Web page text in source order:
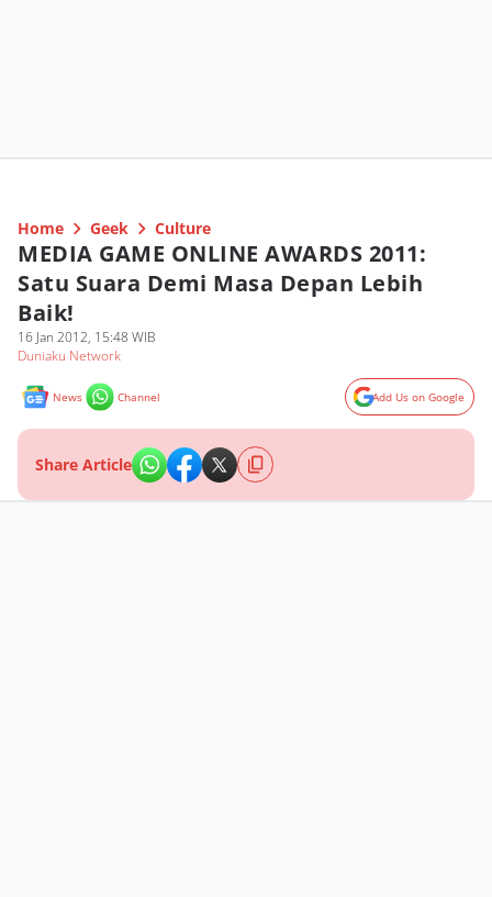
Home Geek Culture
MEDIA GAME ONLINE AWARDS 2011:
Satu Suara Demi Masa Depan Lebih
Baik!
16 Jan 2012, 15:48 WIB
Duniaku Network
News Channel Add Us on Google
Share Article